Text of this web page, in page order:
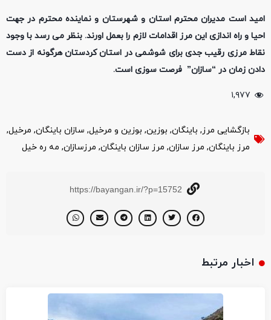
امید است مدیران محترم استان و شهرستان و نماینده محترم در جهت
احیا و راه اندازی این مرز اقدامات لازم را بعمل اورند. بنظر می رسد با وجود
نقاط مرزی رقیب جدی برای شوشمی در استان کردستان هرگونه از دست
دادن زمان در “سازان” فرصت سوزی است.
۱,۹۷۷
بازگشایی مرز, باینگان, بوزین, بوزین و مرخیل, سازان باینگان, مرخیل,
مرز باینگان, مرز سازان, مرز سازان باینگان, مرزسازان, مه ره خیل
https://bayangan.ir/?p=15752
اخبار مرتبط